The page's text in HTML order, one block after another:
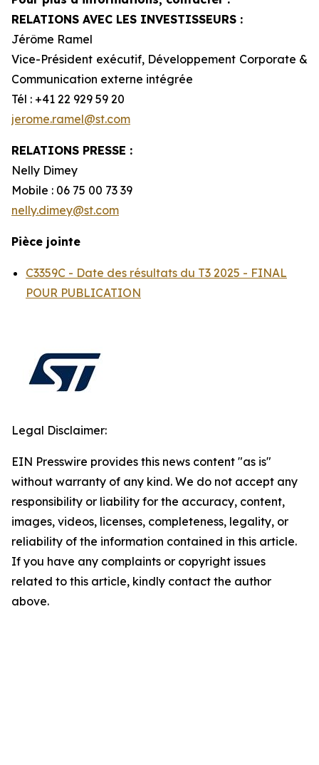
RELATIONS AVEC LES INVESTISSEURS :
Jérôme Ramel
Vice-Président exécutif, Développement Corporate &
Communication externe intégrée
Tél : +41 22 929 59 20
jerome.ramel@st.com
RELATIONS PRESSE :
Nelly Dimey
Mobile : 06 75 00 73 39
nelly.dimey@st.com
Pièce jointe
C3359C - Date des résultats du T3 2025 - FINAL
POUR PUBLICATION
Legal Disclaimer:
EIN Presswire provides this news content "as is"
without warranty of any kind. We do not accept any
responsibility or liability for the accuracy, content,
images, videos, licenses, completeness, legality, or
reliability of the information contained in this article.
If you have any complaints or copyright issues
related to this article, kindly contact the author
above.